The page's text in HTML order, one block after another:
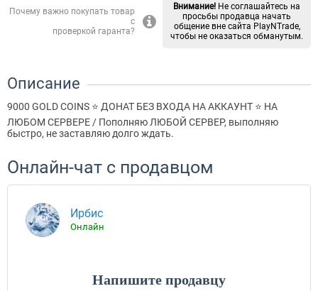
Почему важно покупать товар
с
проверкой гаранта?
Внимание! Не соглашайтесь на
просьбы продавца начать
общение вне сайта PlayNTrade,
чтобы не оказаться обманутым.
Описание
9000 GOLD COINS ⭐ ДОНАТ БЕЗ ВХОДА НА АККАУНТ ⭐ НА
ЛЮБОМ СЕРВЕРЕ / Пополняю ЛЮБОЙ СЕРВЕР, выполняю
быстро, не заставляю долго ждать.
Онлайн-чат с продавцом
Ирбис
Онлайн
Напишите продавцу